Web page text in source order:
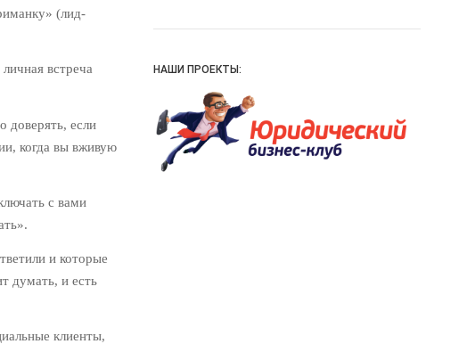
(лид-
встреча
доверять, если
когда вы вживую
с вами
и которые
думать, и есть
клиенты,
НАШИ ПРОЕКТЫ: